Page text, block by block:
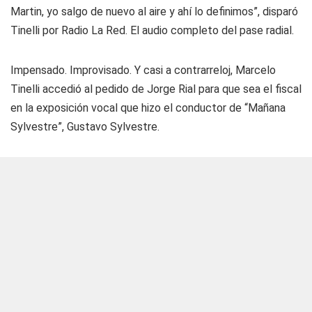
Martin, yo salgo de nuevo al aire y ahí lo definimos”, disparó
Tinelli por Radio La Red. El audio completo del pase radial.
Impensado. Improvisado. Y casi a contrarreloj, Marcelo
Tinelli accedió al pedido de Jorge Rial para que sea el fiscal
en la exposición vocal que hizo el conductor de “Mañana
Sylvestre”, Gustavo Sylvestre.